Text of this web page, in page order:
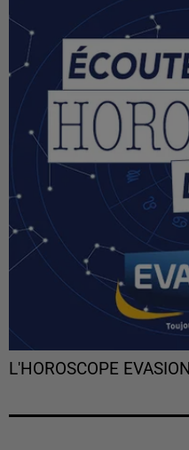
L'HOROSCOPE EVASION